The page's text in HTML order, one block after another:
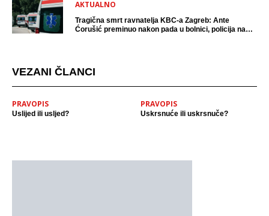
AKTUALNO
Tragična smrt ravnatelja KBC-a Zagreb: Ante
Ćorušić preminuo nakon pada u bolnici, policija na
VEZANI ČLANCI
PRAVOPIS
Uslijed ili usljed?
PRAVOPIS
Uskrsnuće ili uskrsnuče?